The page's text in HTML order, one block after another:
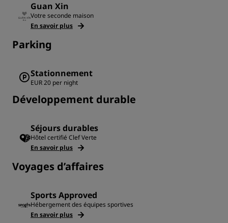
Guan Xin
Votre seconde maison
En savoir plus
Parking
Stationnement
EUR 20 per night
Développement durable
Séjours durables
Hôtel certifié Clef Verte
En savoir plus
Voyages d’affaires
Sports Approved
Hébergement des équipes sportives
En savoir plus